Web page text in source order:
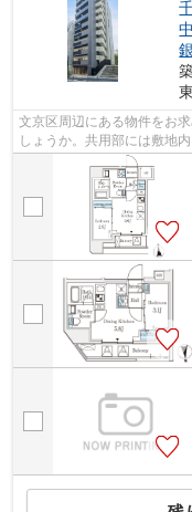
文京区周辺にある物件をお
しょうか。共用部には敷地
ても充実しています。周辺